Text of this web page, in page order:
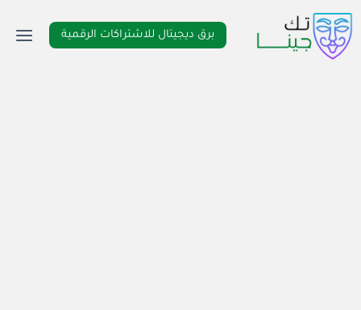
التجاوز
إلى
المحتوى
برق ديجيتال للاشتراكات الرقمية